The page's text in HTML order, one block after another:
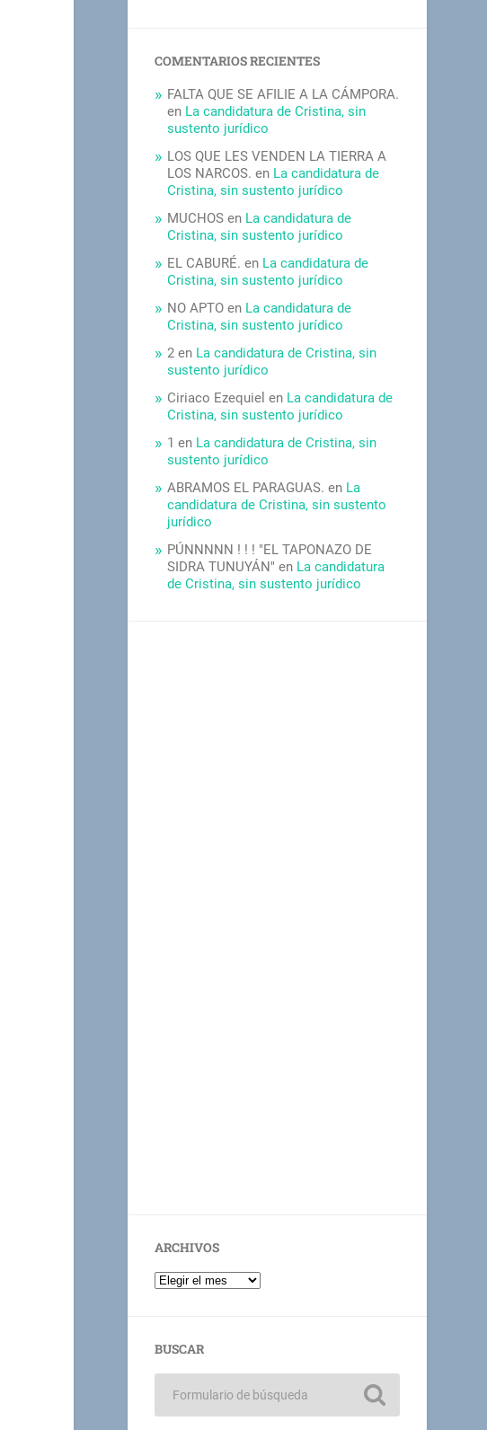
COMENTARIOS RECIENTES
FALTA QUE SE AFILIE A LA CÁMPORA.
en La candidatura de Cristina, sin
sustento jurídico
LOS QUE LES VENDEN LA TIERRA A
LOS NARCOS. en La candidatura de
Cristina, sin sustento jurídico
MUCHOS en La candidatura de
Cristina, sin sustento jurídico
EL CABURÉ. en La candidatura de
Cristina, sin sustento jurídico
NO APTO en La candidatura de
Cristina, sin sustento jurídico
2 en La candidatura de Cristina, sin
sustento jurídico
Ciriaco Ezequiel en La candidatura de
Cristina, sin sustento jurídico
1 en La candidatura de Cristina, sin
sustento jurídico
ABRAMOS EL PARAGUAS. en La
candidatura de Cristina, sin sustento
jurídico
PÚNNNNN ! ! ! "EL TAPONAZO DE
SIDRA TUNUYÁN" en La candidatura
de Cristina, sin sustento jurídico
ARCHIVOS
BUSCAR